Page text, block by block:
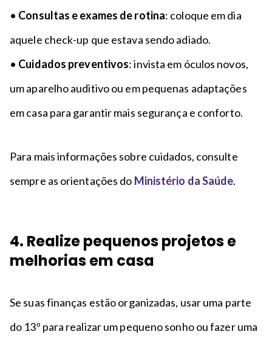
• Consultas e exames de rotina: coloque em dia
aquele check-up que estava sendo adiado.
• Cuidados preventivos: invista em óculos novos,
um aparelho auditivo ou em pequenas adaptações
em casa para garantir mais segurança e conforto.
Para mais informações sobre cuidados, consulte
sempre as orientações do Ministério da Saúde.
4. Realize pequenos projetos e
melhorias em casa
Se suas finanças estão organizadas, usar uma parte
do 13º para realizar um pequeno sonho ou fazer uma